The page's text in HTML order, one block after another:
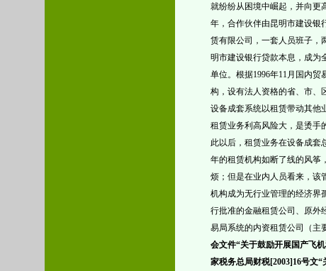
就纷纷从困境中崛起，并向更
年，合作伙伴由昆明市建设银
赁有限公司，一套人员班子，
明市建设银行贷款本息，成为
单位。根据1996年11月国内贸
构，设有法人资格的省、市、
设备成套系统以租赁带动其他
租赁业务利高风险大，是烫手
此以后，租赁业务在设备成套
年的租赁机构如断了线的风筝
烦；但是在业内人员看来，该
机构成为无行业管理的经济界
行批准的金融租赁公司、原外
易局系统的内资租赁公司（主
会文件“关于鼓励开展国产飞
家税务总局财税[2003]16号文“